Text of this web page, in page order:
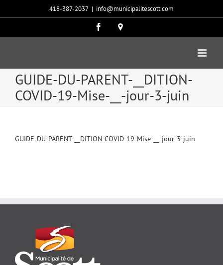
418-387-2037 | info@municipalitescott.com
Facebook
Carte
GUIDE-DU-PARENT-__DITION-
COVID-19-Mise-__-jour-3-juin
GUIDE-DU-PARENT-__DITION-COVID-19-Mise-__-jour-3-juin